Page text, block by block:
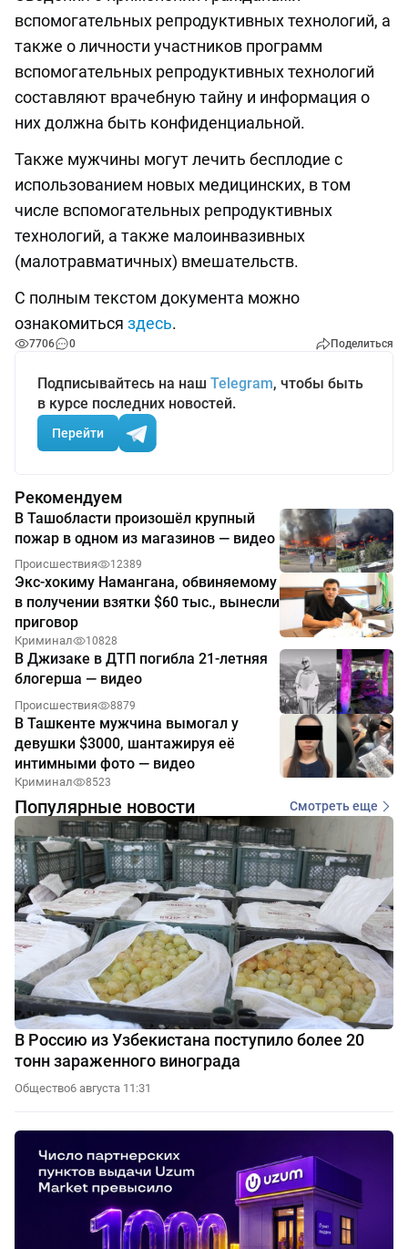
вспомогательных репродуктивных технологий, а
также о личности участников программ
вспомогательных репродуктивных технологий
составляют врачебную тайну и информация о
них должна быть конфиденциальной.
Также мужчины могут лечить бесплодие с
использованием новых медицинских, в том
числе вспомогательных репродуктивных
технологий, а также малоинвазивных
(малотравматичных) вмешательств.
С полным текстом документа можно
ознакомиться здесь.
7706 0 Поделиться
Подписывайтесь на наш Telegram, чтобы быть
в курсе последних новостей.
Перейти
Рекомендуем
В Ташобласти произошёл крупный
пожар в одном из магазинов — видео
Происшествия 12389
Экс-хокиму Намангана, обвиняемому
в получении взятки $60 тыс., вынесли
приговор
Криминал 10828
В Джизаке в ДТП погибла 21-летняя
блогерша — видео
Происшествия 8879
В Ташкенте мужчина вымогал у
девушки $3000, шантажируя её
интимными фото — видео
Криминал 8523
Популярные новости Смотреть еще
В Россию из Узбекистана поступило более 20
тонн зараженного винограда
Общество6 августа 11:31